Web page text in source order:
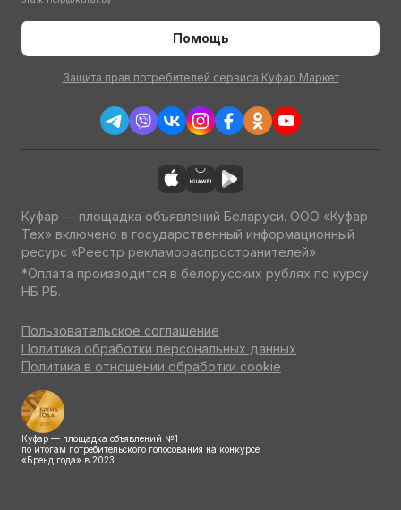
Помощь
Защита прав потребителей сервиса Куфар Маркет
Куфар — площадка объявлений Беларуси. ООО «Куфар
Тех» включено в государственный информационный
ресурс «Реестр рекламораспространителей»
*Оплата производится в белорусских рублях по курсу
НБ РБ.
Пользовательское соглашение
Политика обработки персональных данных
Политика в отношении обработки cookie
Куфар — площадка объявлений №1
по итогам потребительского голосования на конкурсе
«Бренд года» в 2023